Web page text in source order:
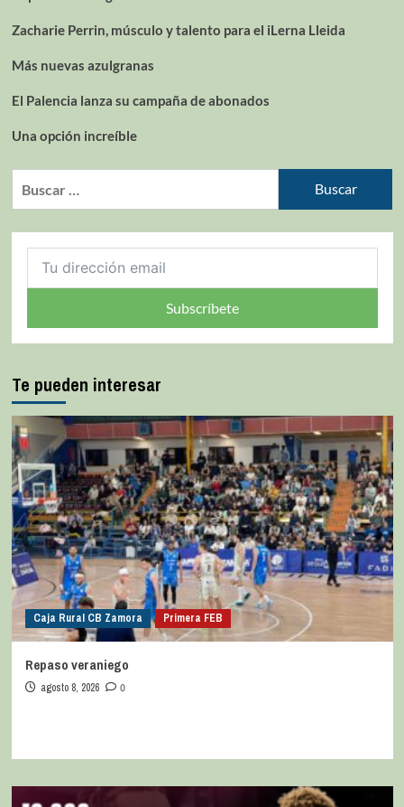
Zacharie Perrin, músculo y talento para el iLerna Lleida
Más nuevas azulgranas
El Palencia lanza su campaña de abonados
Una opción increíble
Subscríbete
Te pueden interesar
Caja Rural CB Zamora Primera FEB
Repaso veraniego
agosto 8, 2026 0